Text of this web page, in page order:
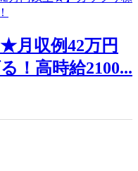
月収例42万円
！高時給2100...